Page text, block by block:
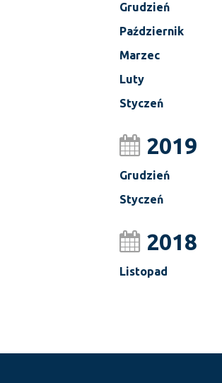
Grudzień
Październik
Marzec
Luty
Styczeń
2019
Grudzień
Styczeń
2018
Listopad